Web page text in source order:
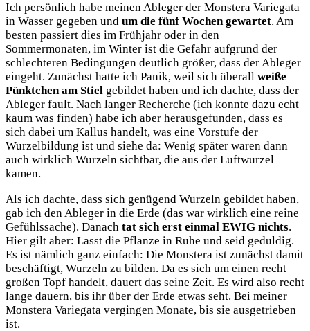
Ich persönlich habe meinen Ableger der Monstera Variegata
in Wasser gegeben und um die fünf Wochen gewartet. Am
besten passiert dies im Frühjahr oder in den
Sommermonaten, im Winter ist die Gefahr aufgrund der
schlechteren Bedingungen deutlich größer, dass der Ableger
eingeht. Zunächst hatte ich Panik, weil sich überall weiße
Pünktchen am Stiel gebildet haben und ich dachte, dass der
Ableger fault. Nach langer Recherche (ich konnte dazu echt
kaum was finden) habe ich aber herausgefunden, dass es
sich dabei um Kallus handelt, was eine Vorstufe der
Wurzelbildung ist und siehe da: Wenig später waren dann
auch wirklich Wurzeln sichtbar, die aus der Luftwurzel
kamen.
Als ich dachte, dass sich genügend Wurzeln gebildet haben,
gab ich den Ableger in die Erde (das war wirklich eine reine
Gefühlssache). Danach tat sich erst einmal EWIG nichts.
Hier gilt aber: Lasst die Pflanze in Ruhe und seid geduldig.
Es ist nämlich ganz einfach: Die Monstera ist zunächst damit
beschäftigt, Wurzeln zu bilden. Da es sich um einen recht
großen Topf handelt, dauert das seine Zeit. Es wird also recht
lange dauern, bis ihr über der Erde etwas seht. Bei meiner
Monstera Variegata vergingen Monate, bis sie ausgetrieben
ist.